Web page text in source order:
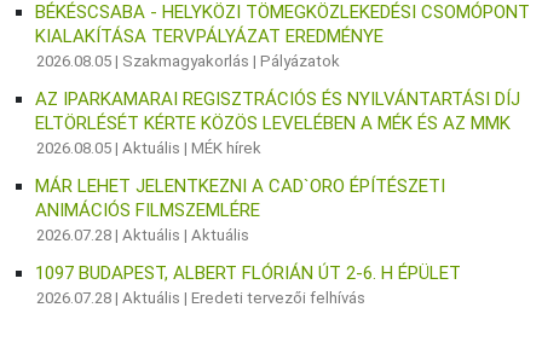
BÉKÉSCSABA - HELYKÖZI TÖMEGKÖZLEKEDÉSI CSOMÓPONT
KIALAKÍTÁSA TERVPÁLYÁZAT EREDMÉNYE
2026.08.05 | Szakmagyakorlás |Pályázatok
AZ IPARKAMARAI REGISZTRÁCIÓS ÉS NYILVÁNTARTÁSI DÍJ
ELTÖRLÉSÉT KÉRTE KÖZÖS LEVELÉBEN A MÉK ÉS AZ MMK
2026.08.05 |Aktuális |MÉK hírek
MÁR LEHET JELENTKEZNI A CAD`ORO ÉPÍTÉSZETI
ANIMÁCIÓS FILMSZEMLÉRE
2026.07.28 |Aktuális |Aktuális
1097 BUDAPEST, ALBERT FLÓRIÁN ÚT 2-6. H ÉPÜLET
2026.07.28 |Aktuális |Eredeti tervezői felhívás